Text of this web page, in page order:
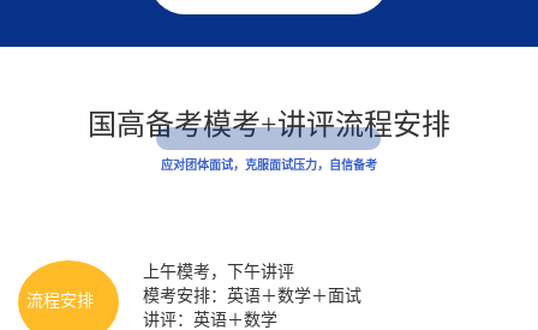
国高备考模考+讲评流程安排
应对团体面试，克服面试压力，自信备考
流程安排
上午模考，下午讲评
模考安排：英语＋数学＋面试
讲评：英语＋数学